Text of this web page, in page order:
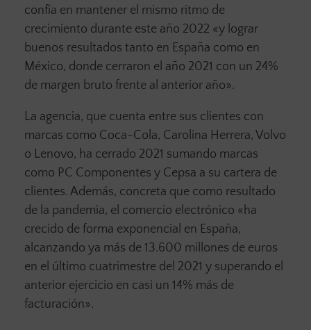
confía en mantener el mismo ritmo de
crecimiento durante este año 2022 «y lograr
buenos resultados tanto en España como en
México, donde cerraron el año 2021 con un 24%
de margen bruto frente al anterior año».
La agencia, que cuenta entre sus clientes con
marcas como Coca-Cola, Carolina Herrera, Volvo
o Lenovo, ha cerrado 2021 sumando marcas
como PC Componentes y Cepsa a su cartera de
clientes. Además, concreta que como resultado
de la pandemia, el comercio electrónico «ha
crecido de forma exponencial en España,
alcanzando ya más de 13.600 millones de euros
en el último cuatrimestre del 2021 y superando el
anterior ejercicio en casi un 14% más de
facturación».